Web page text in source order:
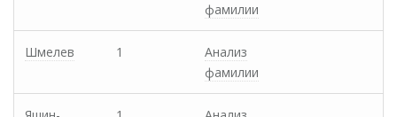
фамилии
Шмелев 1
Анализ
фамилии